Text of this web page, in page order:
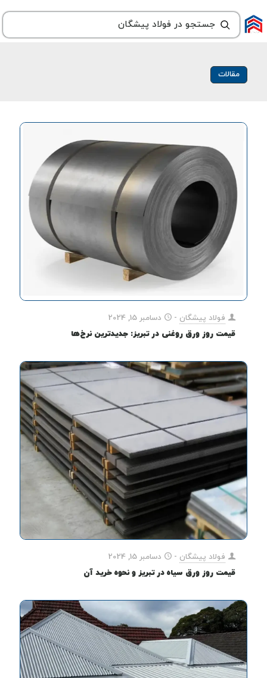
مقالات
فولاد پیشگان -
دسامبر 15, 2024
قیمت روز ورق روغنی در تبریز: جدیدترین نرخ‌ها
فولاد پیشگان -
دسامبر 15, 2024
قیمت روز ورق سیاه در تبریز و نحوه خرید آن